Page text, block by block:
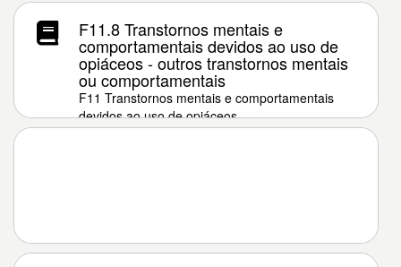
F11.8 Transtornos mentais e
comportamentais devidos ao uso de
opiáceos - outros transtornos mentais
ou comportamentais
F11 Transtornos mentais e comportamentais
devidos ao uso de opiáceos